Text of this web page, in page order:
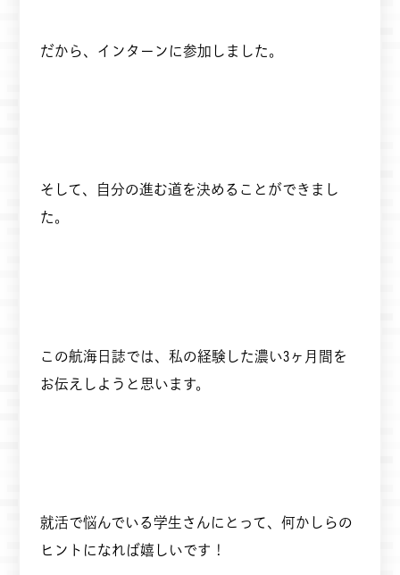
だから、インターンに参加しました。
そして、自分の進む道を決めることができまし
た。
この航海日誌では、私の経験した濃い3ヶ月間を
お伝えしようと思います。
就活で悩んでいる学生さんにとって、何かしらの
ヒントになれば嬉しいです！